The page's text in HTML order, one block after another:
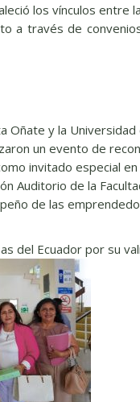
los vínculos entre
a través de
Oñate y la
un evento de
invitado especial
Auditorio de la
de las
del Ecuador por su